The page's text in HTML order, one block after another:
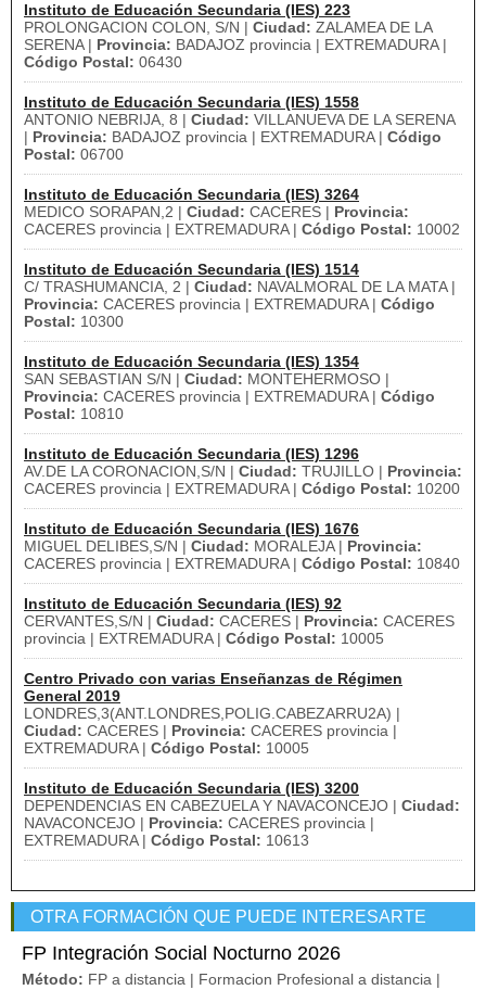
Instituto de Educación Secundaria (IES) 223
PROLONGACION COLON, S/N | Ciudad: ZALAMEA DE LA
SERENA | Provincia: BADAJOZ provincia | EXTREMADURA |
Código Postal: 06430
Instituto de Educación Secundaria (IES) 1558
ANTONIO NEBRIJA, 8 | Ciudad: VILLANUEVA DE LA SERENA
| Provincia: BADAJOZ provincia | EXTREMADURA | Código
Postal: 06700
Instituto de Educación Secundaria (IES) 3264
MEDICO SORAPAN,2 | Ciudad: CACERES | Provincia:
CACERES provincia | EXTREMADURA | Código Postal: 10002
Instituto de Educación Secundaria (IES) 1514
C/ TRASHUMANCIA, 2 | Ciudad: NAVALMORAL DE LA MATA |
Provincia: CACERES provincia | EXTREMADURA | Código
Postal: 10300
Instituto de Educación Secundaria (IES) 1354
SAN SEBASTIAN S/N | Ciudad: MONTEHERMOSO |
Provincia: CACERES provincia | EXTREMADURA | Código
Postal: 10810
Instituto de Educación Secundaria (IES) 1296
AV.DE LA CORONACION,S/N | Ciudad: TRUJILLO | Provincia:
CACERES provincia | EXTREMADURA | Código Postal: 10200
Instituto de Educación Secundaria (IES) 1676
MIGUEL DELIBES,S/N | Ciudad: MORALEJA | Provincia:
CACERES provincia | EXTREMADURA | Código Postal: 10840
Instituto de Educación Secundaria (IES) 92
CERVANTES,S/N | Ciudad: CACERES | Provincia: CACERES
provincia | EXTREMADURA | Código Postal: 10005
Centro Privado con varias Enseñanzas de Régimen
General 2019
LONDRES,3(ANT.LONDRES,POLIG.CABEZARRU2A) |
Ciudad: CACERES | Provincia: CACERES provincia |
EXTREMADURA | Código Postal: 10005
Instituto de Educación Secundaria (IES) 3200
DEPENDENCIAS EN CABEZUELA Y NAVACONCEJO | Ciudad:
NAVACONCEJO | Provincia: CACERES provincia |
EXTREMADURA | Código Postal: 10613
OTRA FORMACIÓN QUE PUEDE INTERESARTE
FP Integración Social Nocturno 2026
Método: FP a distancia | Formacion Profesional a distancia |